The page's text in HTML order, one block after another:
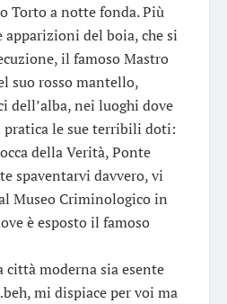
Torto a notte fonda. Più
del boia, che si
il famoso Mastro
suo rosso mantello,
dell’alba, nei luoghi dove
le sue terribili doti:
della Verità, Ponte
spaventarvi davvero, vi
Museo Criminologico in
è esposto il famoso
città moderna sia esente
mi dispiace per voi ma